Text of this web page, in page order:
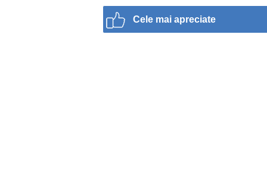
Cele mai apreciate